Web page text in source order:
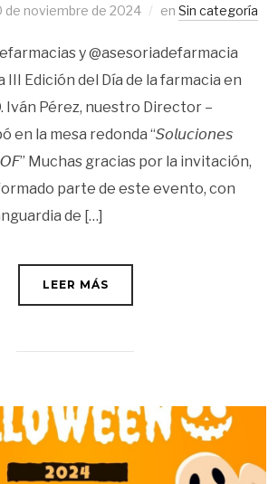
de noviembre de 2024 en Sin categoría
y @asesoriadefarmacia
III Edición del Día de la farmacia en
Iván Pérez, nuestro Director –
en la mesa redonda “𝘚𝘰𝘭𝘶𝘤𝘪𝘰𝘯𝘦𝘴
𝘖𝘍” Muchas gracias por la invitación,
parte de este evento, con
de […]
LEER MÁS